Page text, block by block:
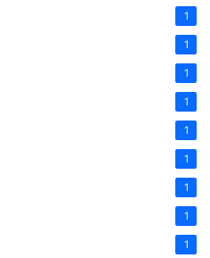
1
1
1
1
1
1
1
1
1